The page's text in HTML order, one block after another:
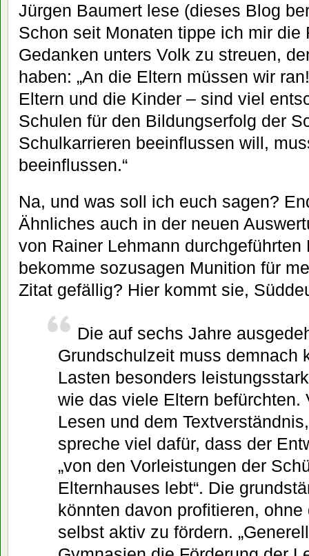
Jürgen Baumert lese (dieses Blog
Schon seit Monaten tippe ich mir die
Gedanken unters Volk zu streuen,
haben: „An die Eltern müssen wir
Eltern und die Kinder – sind viel
Schulen für den Bildungserfolg der
Schulkarrieren beeinflussen will,
beeinflussen.“
Na, und was soll ich euch sagen?
Ähnliches auch in der neuen
von Rainer Lehmann
bekomme sozusagen Munition für
Zitat gefällig? Hier kommt sie,
Die auf sechs Jahre
Grundschulzeit muss demnach
Lasten besonders
wie das viele Eltern befürchten.
Lesen und dem
spreche viel dafür, dass der
„von den Vorleistungen der
Elternhauses lebt“. Die
könnten davon profitieren,
selbst aktiv zu fördern.